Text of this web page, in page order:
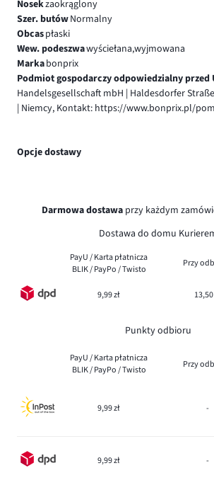
Nosekzaokrąglony
Szer. butówNormalny
Obcaspłaski
Wew. podeszwawyściełana,wyjmowana
Markabonprix
Podmiot gospodarczy odpowiedzialny przed
Handelsgesellschaft mbH | Haldesdorfer
| Niemcy, Kontakt: https://www.bonprix.pl/
Opcje dostawy
Darmowa dostawa przy każdym
Dostawa do domu
PayU / Karta płatnicza
BLIK / PayPo / Twisto
Przy
9,99 zł 13,50
Punkty odbioru
PayU / Karta płatnicza
BLIK / PayPo / Twisto
Przy
9,99 zł -
9,99 zł -